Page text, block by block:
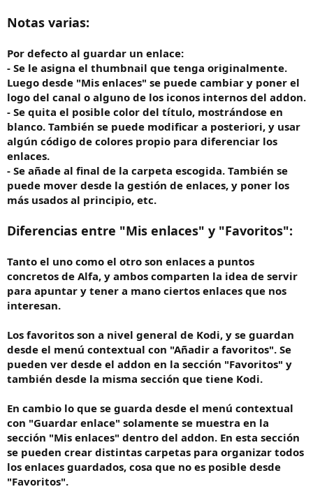
Notas varias:
Por defecto al guardar un enlace:
- Se le asigna el thumbnail que tenga originalmente.
Luego desde "Mis enlaces" se puede cambiar y poner el
logo del canal o alguno de los iconos internos del addon.
- Se quita el posible color del título, mostrándose en
blanco. También se puede modificar a posteriori, y usar
algún código de colores propio para diferenciar los
enlaces.
- Se añade al final de la carpeta escogida. También se
puede mover desde la gestión de enlaces, y poner los
más usados al principio, etc.
Diferencias entre "Mis enlaces" y "Favoritos":
Tanto el uno como el otro son enlaces a puntos
concretos de Alfa, y ambos comparten la idea de servir
para apuntar y tener a mano ciertos enlaces que nos
interesan.
Los favoritos son a nivel general de Kodi, y se guardan
desde el menú contextual con "Añadir a favoritos". Se
pueden ver desde el addon en la sección "Favoritos" y
también desde la misma sección que tiene Kodi.
En cambio lo que se guarda desde el menú contextual
con "Guardar enlace" solamente se muestra en la
sección "Mis enlaces" dentro del addon. En esta sección
se pueden crear distintas carpetas para organizar todos
los enlaces guardados, cosa que no es posible desde
"Favoritos".